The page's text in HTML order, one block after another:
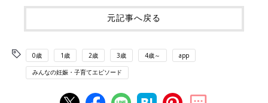
元記事へ戻る
0歳 1歳 2歳 3歳 4歳～ app
みんなの妊娠・子育てエピソード